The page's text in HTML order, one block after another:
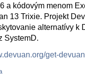
a kódovým menom
13 Trixie. Projekt
alternatívy k
SystemD.
get-devuan